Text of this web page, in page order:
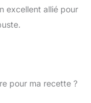
excellent allié pour
pour ma recette ?